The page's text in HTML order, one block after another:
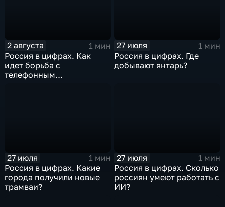
2 августа
1 мин
Россия в цифрах. Как
идет борьба с
телефонным
27 июля
1 мин
Россия в цифрах. Где
добывают янтарь?
27 июля
1 мин
Россия в цифрах. Какие
города получили новые
трамваи?
27 июля
1 мин
Россия в цифрах. Сколько
россиян умеют работать с
ИИ?